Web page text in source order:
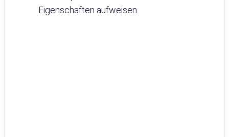
Eigenschaften aufweisen.